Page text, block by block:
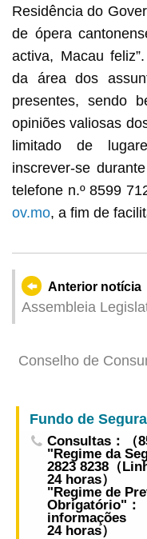
Residência do
de ópera
activa, Macau
da área dos
presentes, sendo
opiniões valiosas
limitado de
inscrever-se
telefone n.º 8599
ov.mo, a fim de
Anterior notícia
Assembleia
“Alteração à Lei
construção urbana”
Conselho de
semana dourada do
Fundo de
Consultas：（
"Regime da
2823 8238（
24 horas）
"Regime de
Obrigatório"：
informações
24 horas）